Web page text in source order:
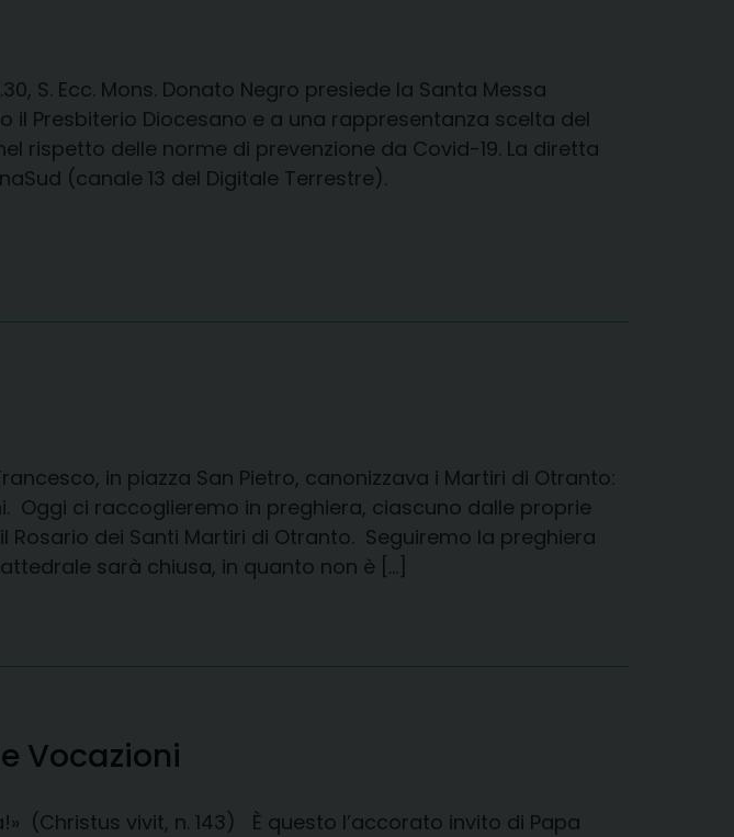
S. Ecc. Mons. Donato Negro presiede la Santa Messa
il Presbiterio Diocesano e a una rappresentanza scelta del
rispetto delle norme di prevenzione da Covid-19. La diretta
(canale 13 del Digitale Terrestre).
in piazza San Pietro, canonizzava i Martiri di Otranto:
Oggi ci raccoglieremo in preghiera, ciascuno dalle proprie
Rosario dei Santi Martiri di Otranto. Seguiremo la preghiera
sarà chiusa, in quanto non è […]
Vocazioni
(Christus vivit, n. 143) È questo l’accorato invito di Papa